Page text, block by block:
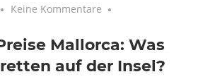
Keine Kommentare
Mallorca: Was
auf der Insel?